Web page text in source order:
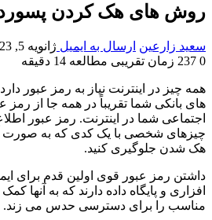
روش های هک کردن پسورد
سعید زارعین ارسال به ایمیل ژانویه 5, 2023
0
زمان تقریبی مطالعه 14 دقیقه
همه چیز در اینترنت نیاز به رمز عبور
های بانکی شما تقریباً در همه جا از
اجتماعی شما در اینترنت. رمز عبور
چیزهای شخصی با یک کدی که به صورت
هک شدن جلوگیری کنید.
داشتن رمز عبور قوی اولین قدم برای
افزاری و پایگاه داده دارند که به
مناسب را برای دسترسی حدس می زند.